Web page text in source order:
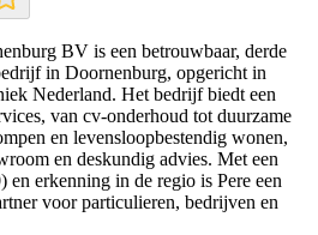
BV is een betrouwbaar, derde
in Doornenburg, opgericht in
Nederland. Het bedrijf biedt een
van cv-onderhoud tot duurzame
en levensloopbestendig wonen,
en deskundig advies. Met een
en erkenning in de regio is Pere een
voor particulieren, bedrijven en